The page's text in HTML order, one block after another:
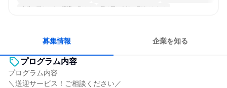
女性が働きやすい環境で働ける 長く同じ会社に居続けられる
募集情報 企業を知る
プログラム内容
プログラム内容
＼送迎サービス！ご相談ください／